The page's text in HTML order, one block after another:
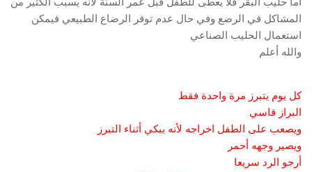
المشاكل في الرضع وفي حال عدم توفر الرضاع الطبيعي فيمكن
استعمال الحليب الصناعي
والله أعلم
كل يوم يتبرز مرة واحدة فقط
البراز قاسي
ويصعب على الطفل اخراجه لأنه يبكي أثناء التبرز
ويصير وجهه أحمر
أرجو الرد سريعا